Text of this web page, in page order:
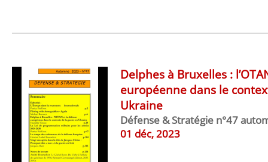
Delphes à Bruxelles :
européenne dans le
Ukraine
Défense & Stratégie n°47
01 déc, 2023